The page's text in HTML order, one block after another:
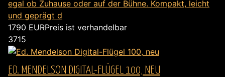
egal ob Zuhause oder auf der Bühne. Kompakt, leicht
und geprägt d
1790 EURPreis ist verhandelbar
3715
ED. MENDELSON DIGITAL-FLÜGEL 100, NEU